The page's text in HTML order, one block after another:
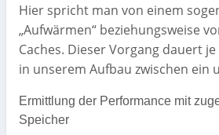
Hier spricht man von einem
„Aufwärmen“ beziehungsweise
Caches. Dieser Vorgang dauert
in unserem Aufbau zwischen ein
Ermittlung der Performance mit
Speicher